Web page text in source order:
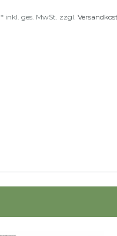
* inkl. ges. MwSt. zzgl.